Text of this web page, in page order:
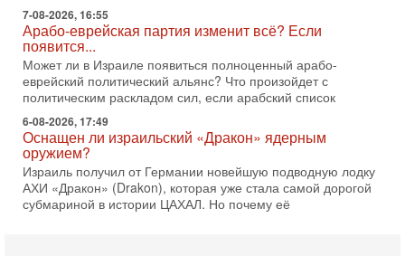
7-08-2026, 16:55
Арабо-еврейская партия изменит всё? Если
появится...
Может ли в Израиле появиться полноценный арабо-
еврейский политический альянс? Что произойдет с
политическим раскладом сил, если арабский список
6-08-2026, 17:49
Оснащен ли израильский «Дракон» ядерным
оружием?
Израиль получил от Германии новейшую подводную лодку
АХИ «Дракон» (Drakon), которая уже стала самой дорогой
субмариной в истории ЦАХАЛ. Но почему её